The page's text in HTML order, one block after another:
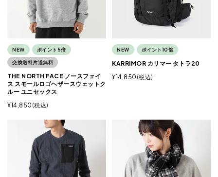
NEW ポイント5倍
交換送料片道無料
THE NORTH FACE ノースフェイ
ス スモールロゴヘザースウェットク
ルー ユニセックス
¥14,850 税込
NEW ポイント10倍
KARRIMOR カリマー タトラ20
¥14,850 税込